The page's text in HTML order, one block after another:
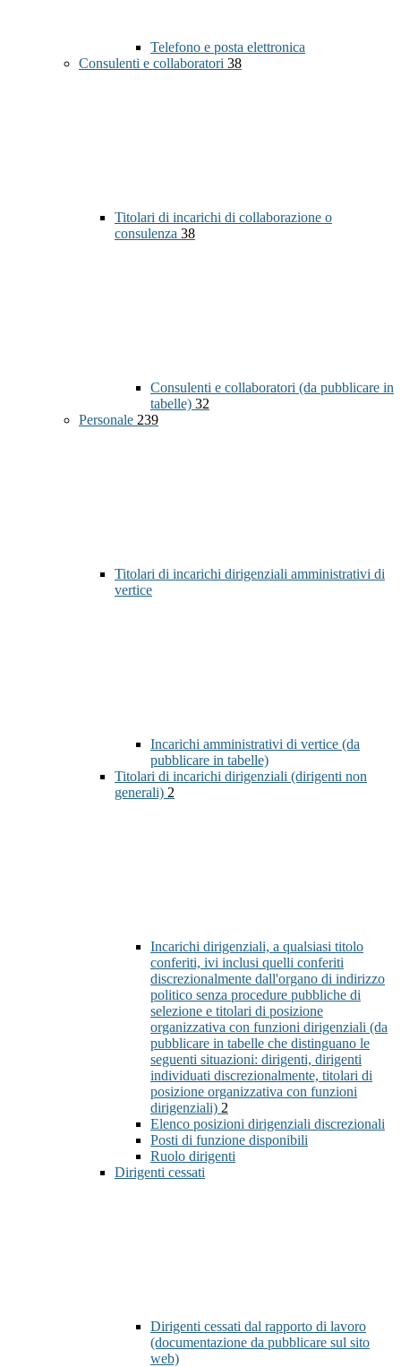
Telefono e posta elettronica
Consulenti e collaboratori 38
Titolari di incarichi di collaborazione o
consulenza 38
Consulenti e collaboratori (da pubblicare in
tabelle) 32
Personale 239
Titolari di incarichi dirigenziali amministrativi di
vertice
Incarichi amministrativi di vertice (da
pubblicare in tabelle)
Titolari di incarichi dirigenziali (dirigenti non
generali) 2
Incarichi dirigenziali, a qualsiasi titolo
conferiti, ivi inclusi quelli conferiti
discrezionalmente dall'organo di indirizzo
politico senza procedure pubbliche di
selezione e titolari di posizione
organizzativa con funzioni dirigenziali (da
pubblicare in tabelle che distinguano le
seguenti situazioni: dirigenti, dirigenti
individuati discrezionalmente, titolari di
posizione organizzativa con funzioni
dirigenziali) 2
Elenco posizioni dirigenziali discrezionali
Posti di funzione disponibili
Ruolo dirigenti
Dirigenti cessati
Dirigenti cessati dal rapporto di lavoro
(documentazione da pubblicare sul sito
web)